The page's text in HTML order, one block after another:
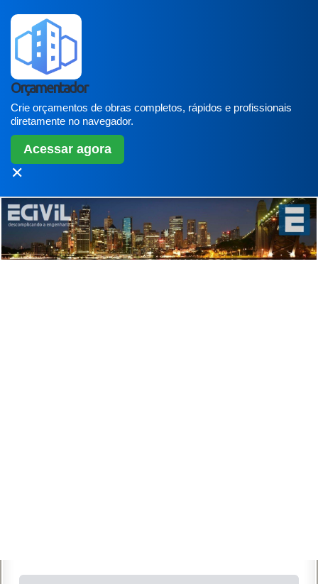
Orçamentador
Crie orçamentos de obras completos, rápidos e profissionais
diretamente no navegador.
Acessar agora
✕